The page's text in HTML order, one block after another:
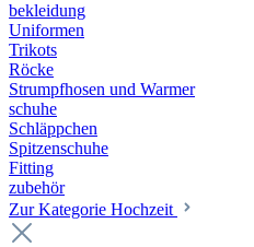
bekleidung
Uniformen
Trikots
Röcke
Strumpfhosen und Warmer
schuhe
Schläppchen
Spitzenschuhe
Fitting
zubehör
Zur Kategorie Hochzeit